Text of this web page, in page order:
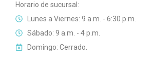
Horario de sucursal:
Lunes a Viernes: 9 a.m. - 6:30 p.m.
Sábado: 9 a.m. - 4 p.m.
Domingo: Cerrado.